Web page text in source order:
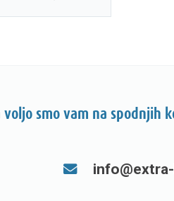
smo vam na spodnjih